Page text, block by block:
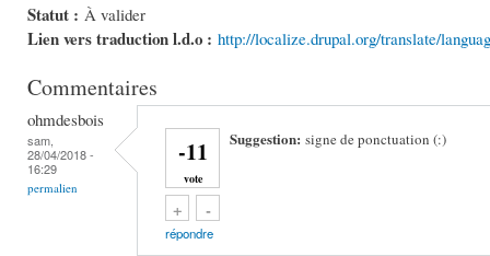
Statut : À valider
Lien vers traduction l.d.o : http://localize.drupal.org/translate/
Commentaires
ohmdesbois
sam,
28/04/2018 -
16:29
permalien
-11
vote
+
Vote up!-
Vote down!
Suggestion:signe de ponctuation (:)
répondre